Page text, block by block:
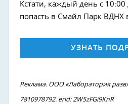
Кстати, каждый день с
попасть в Смайл Парк ВДНХ
УЗНАТЬ
Реклама. ООО «Лаборатория
7810978792. erid: 2W5zFGi9KnR